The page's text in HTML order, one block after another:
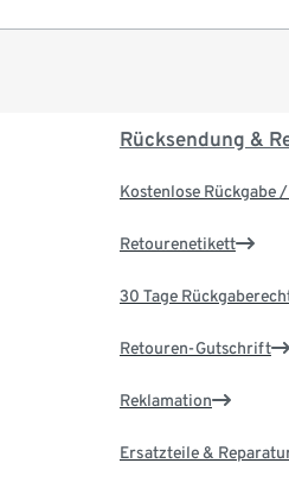
Rücksendung &
Kostenlose Rückgabe
Retourenetikett
30 Tage
Retouren-Gutschrift
Reklamation
Ersatzteile &